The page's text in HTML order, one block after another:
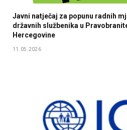
Javni natječaj za popunu radnih
državnih službenika u
Hercegovine
11.05.2026